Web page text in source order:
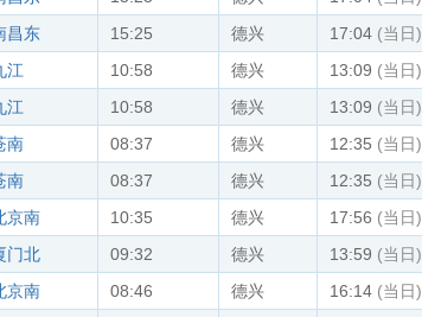
昌东 15:25 德兴 17:04 (当日)
江 10:58 德兴 13:09 (当日)
江 10:58 德兴 13:09 (当日)
南 08:37 德兴 12:35 (当日)
南 08:37 德兴 12:35 (当日)
京南 10:35 德兴 17:56 (当日)
门北 09:32 德兴 13:59 (当日)
京南 08:46 德兴 16:14 (当日)